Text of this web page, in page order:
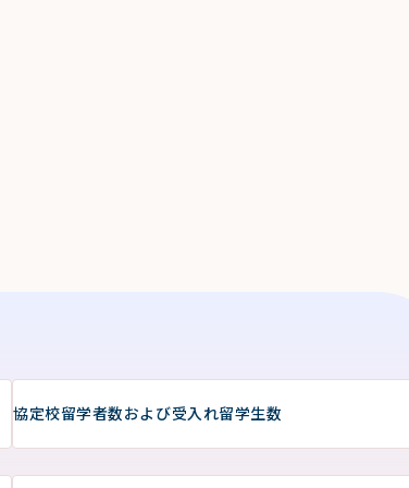
協定校留学者数および受入れ留学生数